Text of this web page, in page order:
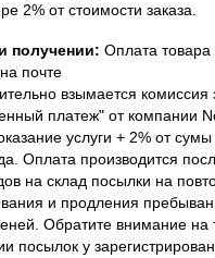
2% от стоимости заказа.
получении: Оплата
почте
взымается комиссия
платеж" от компании
услуги + 2% от
Оплата производится
на склад посылки на
и продления
Обратите внимание на
посылок у